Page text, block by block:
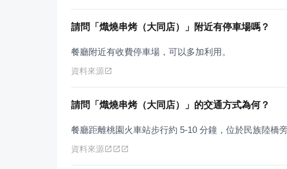
請問「熾燒串烤（大同店）」附近有停車場嗎？
餐廳附近有收費停車場，可以多加利用。
資料來源
請問「熾燒串烤（大同店）」的交通方式為何？
餐廳距離桃園火車站步行約 5-10 分鐘，位於民族陸橋
資料來源